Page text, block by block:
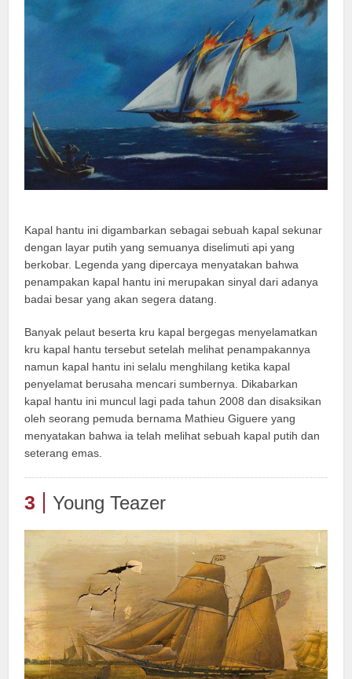
Kapal hantu ini digambarkan sebagai sebuah kapal sekunar
dengan layar putih yang semuanya diselimuti api yang
berkobar. Legenda yang dipercaya menyatakan bahwa
penampakan kapal hantu ini merupakan sinyal dari adanya
badai besar yang akan segera datang.
Banyak pelaut beserta kru kapal bergegas menyelamatkan
kru kapal hantu tersebut setelah melihat penampakannya
namun kapal hantu ini selalu menghilang ketika kapal
penyelamat berusaha mencari sumbernya. Dikabarkan
kapal hantu ini muncul lagi pada tahun 2008 dan disaksikan
oleh seorang pemuda bernama Mathieu Giguere yang
menyatakan bahwa ia telah melihat sebuah kapal putih dan
seterang emas.
3 Young Teazer